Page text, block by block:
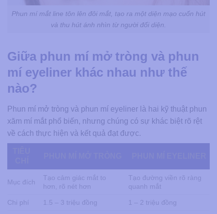
Phun mí mắt line tôn lên đôi mắt, tạo ra một diện mạo cuốn hút
và thu hút ánh nhìn từ người đối diện.
Giữa phun mí mở tròng và phun
mí eyeliner khác nhau như thế
nào?
Phun mí mở tròng và phun mí eyeliner là hai kỹ thuật phun
xăm mí mắt phổ biến, nhưng chúng có sự khác biệt rõ rệt
về cách thực hiện và kết quả đạt được.
Mục đích
Tạo cảm giác mắt to
hơn, rõ nét hơn
Tạo đường viền rõ ràng
quanh mắt
Chi phí 1.5 – 3 triệu đồng 1 – 2 triệu đồng